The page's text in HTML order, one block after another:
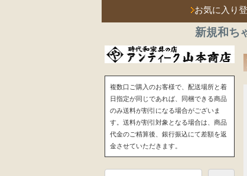
お気に入り
新規和ち
複数口ご購入のお客様で、配送場所と着
日指定が同じであれば、同梱できる商品
のみ送料が割引になる場合がございま
す。送料が割引対象となる場合は、商品
代金のご精算後、銀行振込にて差額を返
金させていただきます。